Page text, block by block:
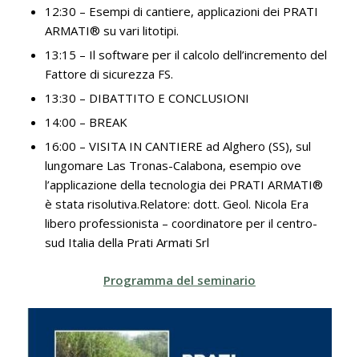
12:30 – Esempi di cantiere, applicazioni dei PRATI
ARMATI® su vari litotipi.
13:15 – Il software per il calcolo dell’incremento del
Fattore di sicurezza FS.
13:30 – DIBATTITO E CONCLUSIONI
14:00 – BREAK
16:00 – VISITA IN CANTIERE ad Alghero (SS), sul
lungomare Las Tronas-Calabona, esempio ove
l’applicazione della tecnologia dei PRATI ARMATI®
è stata risolutiva.Relatore: dott. Geol. Nicola Era
libero professionista – coordinatore per il centro-
sud Italia della Prati Armati Srl
Programma del seminario